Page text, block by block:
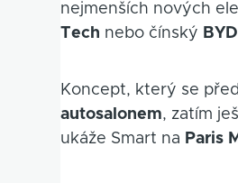
nejmenších nových
Tech nebo čínský
Koncept, který se
autosalonem, zatím
ukáže Smart na Paris